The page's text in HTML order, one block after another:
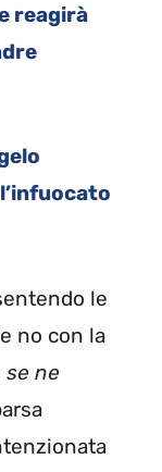
reagirà
le
no con la
se ne